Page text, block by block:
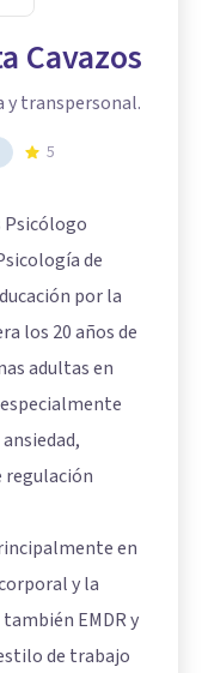
Cavazos
y transpersonal.
5
Psicólogo
de
por la
los 20 años de
adultas en
regulación
en
y la
EMDR y
de trabajo